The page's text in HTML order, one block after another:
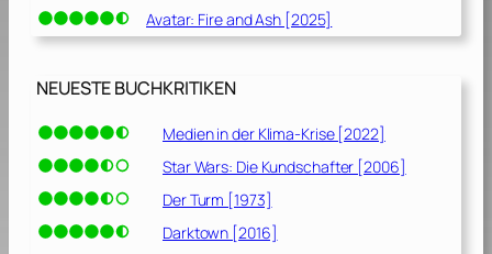
Avatar: Fire and Ash [2025]
NEUESTE BUCHKRITIKEN
Medien in der Klima-Krise [2022]
Star Wars: Die Kundschafter [2006]
Der Turm [1973]
Darktown [2016]